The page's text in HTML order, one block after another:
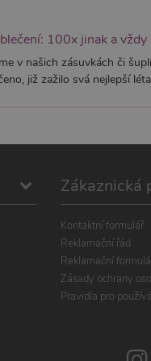
100x jinak a
v našich zásuvkách či
již zažilo svá nejlepší
Zákaznická
Kontaktní formulář
Reklamační řád
Reklamační
Zásady ochrany
Pravidla pro